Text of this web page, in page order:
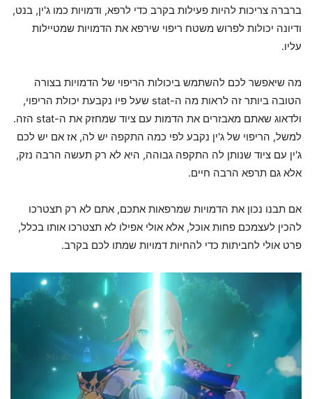
ברברה צריכות להיות פעילות בקרב כדי לרפא, ודמויות כמו ג'ין, בנט,
ודיונה יכולות לפרוש משטח ריפוי שירפא את הדמויות שמטיילות
עליו.
מה שיאפשר לכם להשתמש ביכולות הריפוי של הדמויות בצורה
הטובה ביותר זה לראות מה ה-stat שעל פיו נקבעת יכולת הריפוי,
ולדאוג שאתם מאבזרים את הדמות עם ציוד שמחזק את ה-stat הזה.
למשל, הריפוי של ג'ין נקבע לפי כמה התקפה יש לה, אז אם יש לכם
ג'ין עם ציוד שנותן לה התקפה גבוהה, היא לא רק תעשה הרבה נזק,
אלא גם תרפא הרבה חיים.
אם תבנו נכון את הדמויות שמרפאות אתכם, אתם לא רק תצטרכו
להכין לעצמכם פחות אוכל, אלא אולי אפילו לא תצטרכו אותו בכלל,
פרט אולי לחביתות כדי להחיות דמויות שמתו לכם בקרב.